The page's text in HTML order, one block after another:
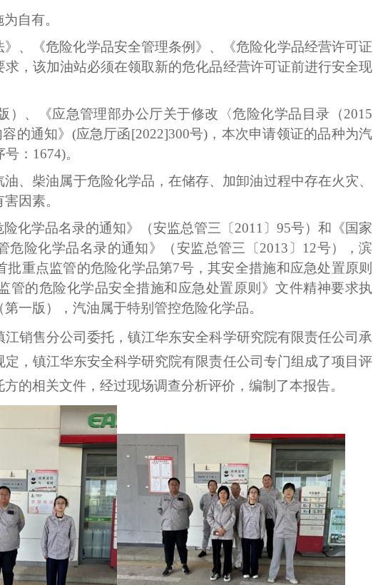
为自有。
、《危险化学品安全管理条例》、《危险化学品经营许可证
，该加油站必须在领取新的危化品经营许可证前进行安全现
）、《应急管理部办公厅关于修改〈危险化学品目录（2015
的通知》 (应急厅函[2022]300号)，本次申请领证的品种为汽
号：1674)。
油、 柴油属于危险化学品，在储存、加卸油过程中存在火灾、
因素。
险化学品名录的通知》（安监总管三〔2011〕95号） 和《国家
危险化学品名录的通知》（安监总管三〔2013〕12号），滨
批重点监管的危险化学品第7号，其安全措施和应急处置原则
管的危险化学品安全措施和应急处置原则》文件精神要求执
一版），汽油属于特别管控危险化学品。
江销售分公司委托，镇江华东安全科学研究院有限责任公司承
， 镇江华东安全科学研究院有限责任公司专门组成了项目评
的相关文件，经过现场调查分析评价，编制了本报告。